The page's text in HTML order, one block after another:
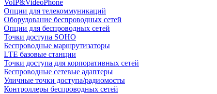
VoIP&VideoPhone
Опции для телекоммуникаций
Оборудование беспроводных сетей
Опции для беспроводных сетей
Точки доступа SOHO
Беспроводные маршрутизаторы
LTE базовые станции
Точки доступа для корпоративных сетей
Беспроводные сетевые адаптеры
Уличные точки доступа/радиомосты
Контроллеры беспроводных сетей